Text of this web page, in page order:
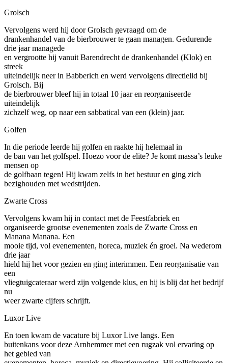
Grolsch
Vervolgens werd hij door Grolsch gevraagd om de
drankenhandel van de bierbrouwer te gaan managen. Gedurende
drie jaar managede
en vergrootte hij vanuit Barendrecht de drankenhandel (Klok) en
streek
uiteindelijk neer in Babberich en werd vervolgens directielid bij
Grolsch. Bij
de bierbrouwer bleef hij in totaal 10 jaar en reorganiseerde
uiteindelijk
zichzelf weg, op naar een sabbatical van een (klein) jaar.
Golfen
In die periode leerde hij golfen en raakte hij helemaal in
de ban van het golfspel. Hoezo voor de elite? Je komt massa’s leuke
mensen op
de golfbaan tegen! Hij kwam zelfs in het bestuur en ging zich
bezighouden met wedstrijden.
Zwarte Cross
Vervolgens kwam hij in contact met de Feestfabriek en
organiseerde grootse evenementen zoals de Zwarte Cross en
Manana Manana. Een
mooie tijd, vol evenementen, horeca, muziek én groei. Na wederom
drie jaar
hield hij het voor gezien en ging interimmen. Een reorganisatie van
een
vliegtuigcateraar werd zijn volgende klus, en hij is blij dat het bedrijf
nu
weer zwarte cijfers schrijft.
Luxor Live
En toen kwam de vacature bij Luxor Live langs. Een
buitenkans voor deze Arnhemmer met een rugzak vol ervaring op
het gebied van